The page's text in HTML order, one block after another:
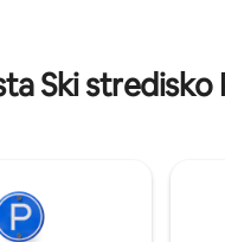
Ski stredisko